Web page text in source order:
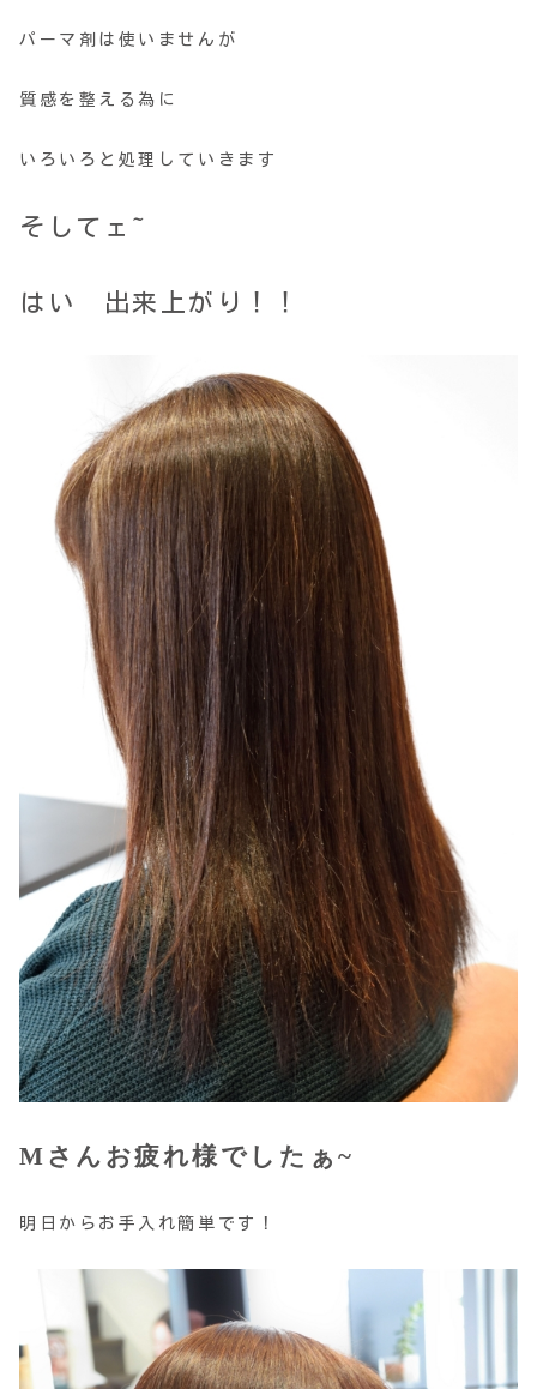
パーマ剤は使いませんが
質感を整える為に
いろいろと処理していきます
そしてェ~
はい 出来上がり！！
Mさんお疲れ様でしたぁ~
明日からお手入れ簡単です！